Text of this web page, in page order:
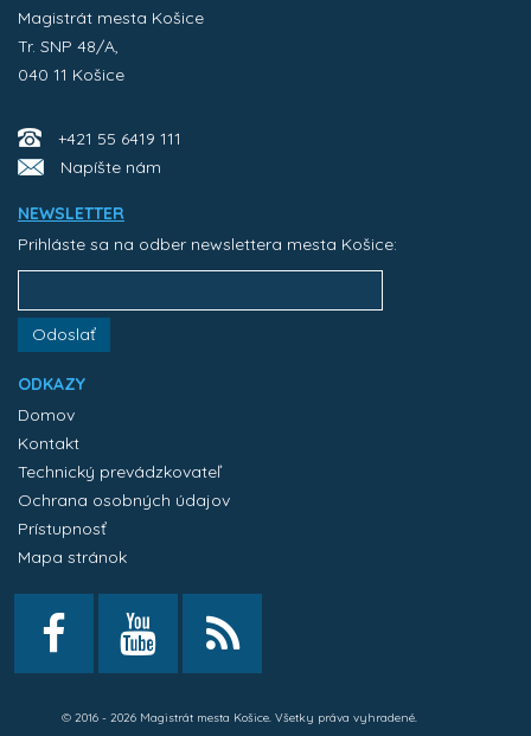
Magistrát mesta Košice
Tr. SNP 48/A,
040 11 Košice
+421 55 6419 111
Napíšte nám
NEWSLETTER
Prihláste sa na odber newslettera mesta Košice:
Odoslať
ODKAZY
Domov
Kontakt
Technický prevádzkovateľ
Ochrana osobných údajov
Prístupnosť
Mapa stránok
© 2016 - 2026 Magistrát mesta Košice. Všetky práva vyhradené.